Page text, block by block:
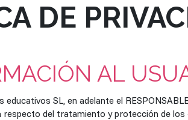
DE
AL
educativos SL, en adelante el
del tratamiento y protección de